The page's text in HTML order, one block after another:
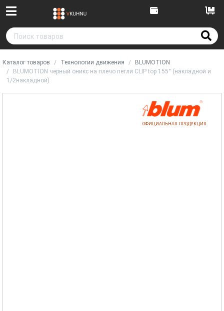
Каталог товаров Технологии движения
BLUMOTION
BLUMOTION черный оникс на плечо петли CLIP top 155° (накладной и
1/2накладной)
ОФИЦИАЛЬНАЯ ПРОДУКЦИЯ